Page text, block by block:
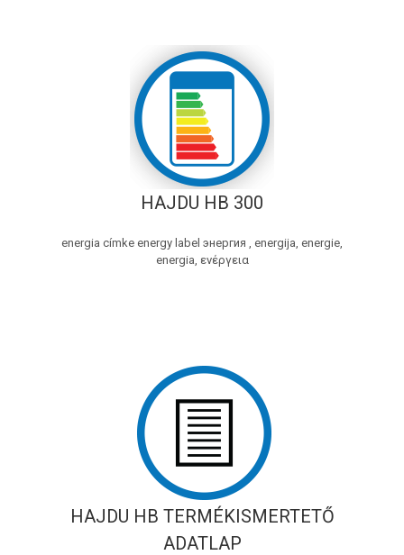
HAJDU HB 300
energia címke energy label энергия , energija, energie,
energia, ενέργεια
HAJDU HB TERMÉKISMERTETŐ
ADATLAP